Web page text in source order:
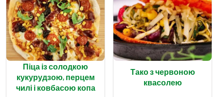
Піца із солодкою
кукурудзою, перцем
чилі і ковбасою копа
Тако з червоною
квасолею